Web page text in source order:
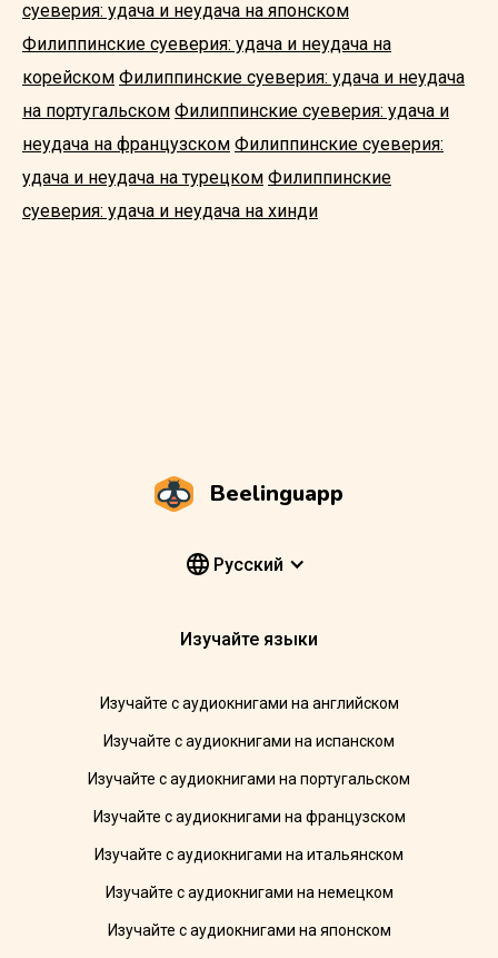
суеверия: удача и неудача на японском
Филиппинские суеверия: удача и неудача на
корейском Филиппинские суеверия: удача и неудача
на португальском Филиппинские суеверия: удача и
неудача на французском Филиппинские суеверия:
удача и неудача на турецком Филиппинские
суеверия: удача и неудача на хинди
Beelinguapp
Pусский
Изучайте языки
Изучайте с аудиокнигами на английском
Изучайте с аудиокнигами на испанском
Изучайте с аудиокнигами на португальском
Изучайте с аудиокнигами на французском
Изучайте с аудиокнигами на итальянском
Изучайте с аудиокнигами на немецком
Изучайте с аудиокнигами на японском